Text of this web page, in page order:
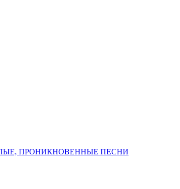
ПРОНИКНОВЕННЫЕ ПЕСНИ